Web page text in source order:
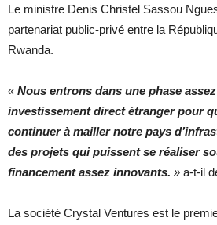
Le ministre Denis Christel Sassou
partenariat public-privé entre la
Rwanda.
«Nous entrons dans une phase
investissement direct étranger pour
continuer à mailler notre pays
des projets qui puissent se réaliser
financement assez innovants. » a-t-il
La société Crystal Ventures est le